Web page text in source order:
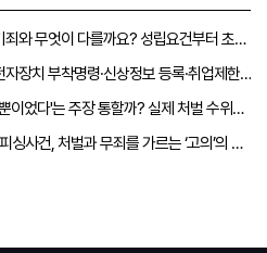
와 무엇이 다를까요? 성립요건부터 초기
장치 부착명령·신상정보 등록·취업제한
이었다'는 주장 통할까? 실제 처벌 수위와
사건, 처벌과 무죄를 가르는 ‘고의’의 판